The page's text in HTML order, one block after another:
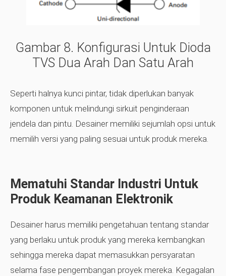
Gambar 8. Konfigurasi Untuk Dioda
TVS Dua Arah Dan Satu Arah
Seperti halnya kunci pintar, tidak diperlukan banyak
komponen untuk melindungi sirkuit penginderaan
jendela dan pintu. Desainer memiliki sejumlah opsi untuk
memilih versi yang paling sesuai untuk produk mereka.
Mematuhi Standar Industri Untuk
Produk Keamanan Elektronik
Desainer harus memiliki pengetahuan tentang standar
yang berlaku untuk produk yang mereka kembangkan
sehingga mereka dapat memasukkan persyaratan
selama fase pengembangan proyek mereka. Kegagalan